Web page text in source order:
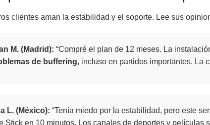
clientes aman la estabilidad y el soporte. Lee sus
M. (Madrid): “Compré el plan de 12 meses. La
de buffering, incluso en partidos importantes. La
L. (México): “Tenía miedo por la estabilidad, pero este
Stick en 10 minutos. Los canales de deportes y películas